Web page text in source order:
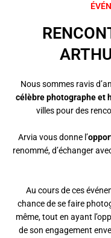
Nous sommes ravis
célèbre photographe et
villes pour des
Arvia vous donne l’
renommé, d’échanger
Au cours de ces
chance de se faire
même, tout en ayant
de son engagement